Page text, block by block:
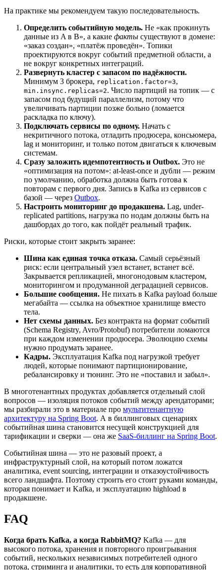
На практике мы рекомендуем такую последовательность.
Определить событийную модель. Не «как прокинуть
данные из A в B», а какие факты существуют в домене:
«заказ создан», «платёж проведён». Топики
проектируются вокруг событий предметной области, а
не вокруг конкретных интеграций.
Развернуть кластер с запасом по надёжности.
Минимум 3 брокера, replication.factor=3,
min.insync.replicas=2. Число партиций на топик — с
запасом под будущий параллелизм, потому что
увеличивать партиции позже больно (ломается
раскладка по ключу).
Подключать сервисы по одному. Начать с
некритичного потока, отладить продюсера, консьюмера,
lag и мониторинг, и только потом двигаться к ключевым
системам.
Сразу заложить идемпотентность и Outbox. Это не
«оптимизация на потом»: at-least-once и дубли — режим
по умолчанию, обработка должна быть готова к
повторам с первого дня. Запись в Kafka из сервисов с
базой — через Outbox.
Настроить мониторинг до продакшена. Lag, under-
replicated partitions, нагрузка по нодам должны быть на
дашбордах до того, как пойдёт реальный трафик.
Риски, которые стоит закрыть заранее:
Шина как единая точка отказа. Самый серьёзный
риск: если центральный узел встанет, встанет всё.
Закрывается репликацией, многонодовым кластером,
мониторингом и продуманной деградацией сервисов.
Большие сообщения. Не пихать в Kafka payload больше
мегабайта — ссылка на объектное хранилище вместо
тела.
Нет схемы данных. Без контракта на формат событий
(Schema Registry, Avro/Protobuf) потребители ломаются
при каждом изменении продюсера. Эволюцию схемы
нужно продумать заранее.
Кадры. Эксплуатация Kafka под нагрузкой требует
людей, которые понимают партиционирование,
ребалансировку и тюнинг. Это не «поставил и забыл».
В многотенантных продуктах добавляется отдельный слой
вопросов — изоляция потоков событий между арендаторами;
мы разбирали это в материале про мультитенантную
архитектуру на Spring Boot. А в биллинговых сценариях
событийная шина становится несущей конструкцией для
тарификации и сверки — она же SaaS-биллинг на Spring Boot.
Событийная шина — это не разовый проект, а
инфраструктурный слой, на который потом ложатся
аналитика, event sourcing, интеграции и отказоустойчивость
всего ландшафта. Поэтому строить его стоит руками команды,
которая понимает и Kafka, и эксплуатацию highload в
продакшене.
FAQ
Когда брать Kafka, а когда RabbitMQ? Kafka — для
высокого потока, хранения и повторного проигрывания
событий, нескольких независимых потребителей одного
потока, стриминга и аналитики, то есть для корпоративной